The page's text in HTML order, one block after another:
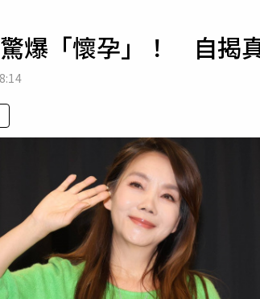
專欄
房產新勢力
爆「懷孕」！ 自揭